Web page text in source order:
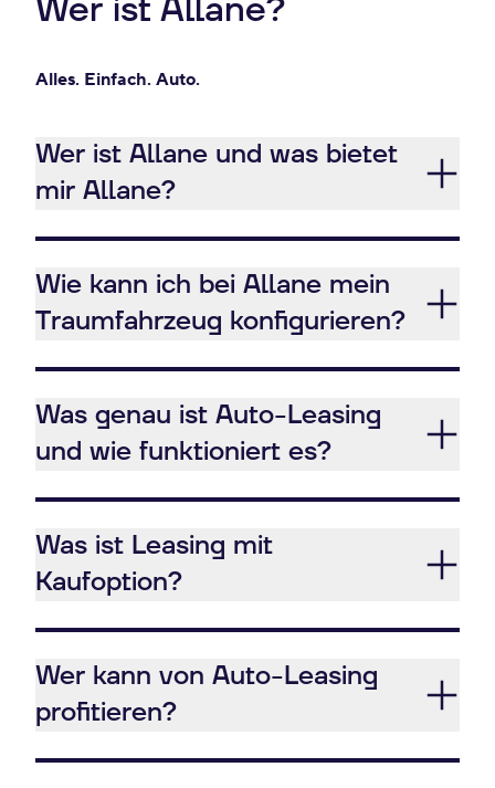
Wer ist Allane?
Alles. Einfach. Auto.
Wer ist Allane und was bietet
mir Allane?
Wie kann ich bei Allane mein
Traumfahrzeug konfigurieren?
Was genau ist Auto-Leasing
und wie funktioniert es?
Was ist Leasing mit
Kaufoption?
Wer kann von Auto-Leasing
profitieren?